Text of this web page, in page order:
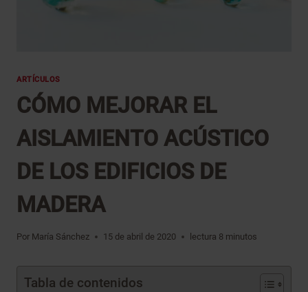
ARTÍCULOS
CÓMO MEJORAR EL
AISLAMIENTO ACÚSTICO
DE LOS EDIFICIOS DE
MADERA
Por María Sánchez 15 de abril de 2020 lectura 8 minutos
Tabla de contenidos